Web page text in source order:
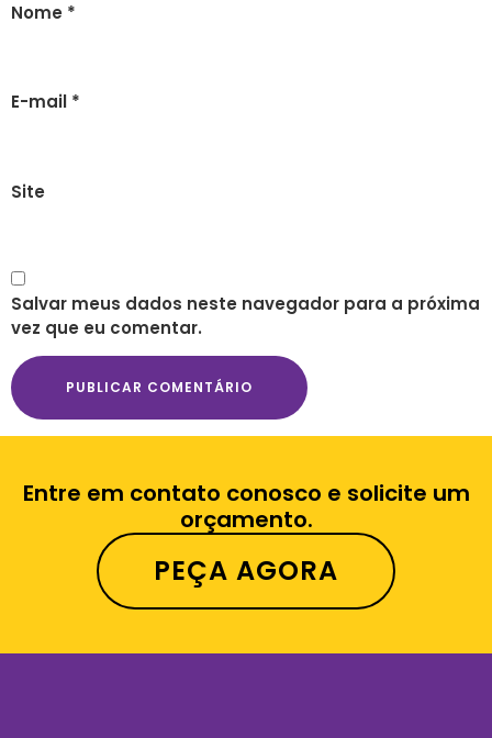
Nome *
E-mail *
Site
Salvar meus dados neste navegador para a próxima
vez que eu comentar.
Entre em contato conosco e solicite um
orçamento.
PEÇA AGORA